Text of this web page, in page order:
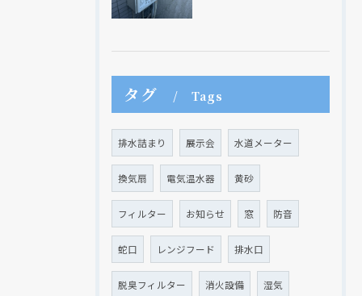
タグ Tags
排水詰まり 展示会 水道メーター
換気扇 電気温水器 黄砂
フィルター お知らせ 窓 防音
蛇口 レンジフード 排水口
脱臭フィルター 消火設備 湿気